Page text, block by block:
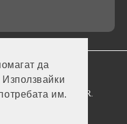
да
им.
съобразен с GDPR.